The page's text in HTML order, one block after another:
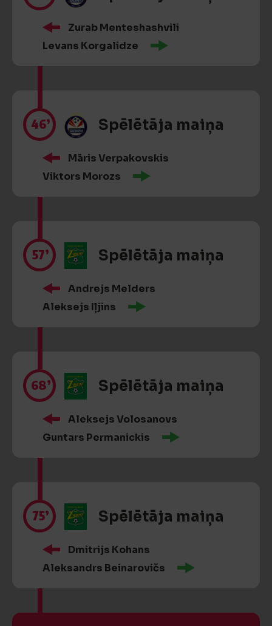
Zurab Menteshashvili
Levans Korgalidze
46’ Spēlētāja maiņa
Māris Verpakovskis
Viktors Morozs
57’ Spēlētāja maiņa
Andrejs Melders
Aleksejs Iļjins
68’ Spēlētāja maiņa
Aleksejs Volosanovs
Guntars Permanickis
75’ Spēlētāja maiņa
Dmitrijs Kohans
Aleksandrs Beinarovičs